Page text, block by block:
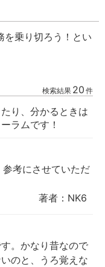
を乗り切ろう！とい
検索結果 20 件
り、分かるときは
ラムです！
考にさせていただ
著者：NK6
。かなり昔なので
のと、うろ覚えな